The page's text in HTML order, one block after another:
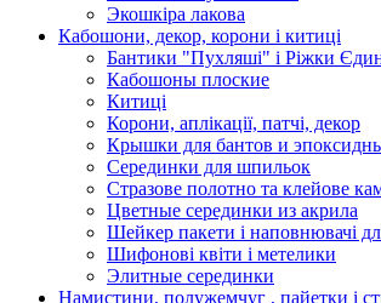
Экошкiра лакова
Кабошони, декор, корони і китиці
Бантики "Пухляші" і Ріжки
Кабошоны плоские
Китиці
Корони, аплікації, патчі, декор
Крышки для бантов и
Серединки для шпильок
Стразове полотно та клейове
Цветные серединки из акрила
Шейкер пакети і наповнювачі
Шифонові квіти і метелики
Элитные серединки
Намистини, полужемчуг , пайетки і